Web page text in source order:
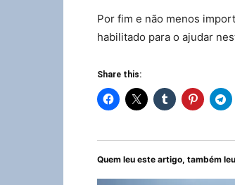
Por fim e não menos
habilitado para o ajudar
Share this:
Quem leu este artigo, também leu